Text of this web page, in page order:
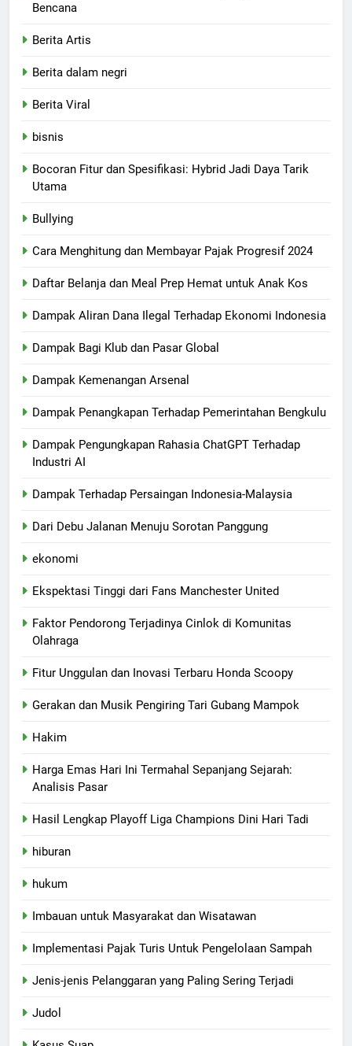
Bencana
Berita Artis
Berita dalam negri
Berita Viral
bisnis
Bocoran Fitur dan Spesifikasi: Hybrid Jadi Daya Tarik
Utama
Bullying
Cara Menghitung dan Membayar Pajak Progresif 2024
Daftar Belanja dan Meal Prep Hemat untuk Anak Kos
Dampak Aliran Dana Ilegal Terhadap Ekonomi Indonesia
Dampak Bagi Klub dan Pasar Global
Dampak Kemenangan Arsenal
Dampak Penangkapan Terhadap Pemerintahan Bengkulu
Dampak Pengungkapan Rahasia ChatGPT Terhadap
Industri AI
Dampak Terhadap Persaingan Indonesia-Malaysia
Dari Debu Jalanan Menuju Sorotan Panggung
ekonomi
Ekspektasi Tinggi dari Fans Manchester United
Faktor Pendorong Terjadinya Cinlok di Komunitas
Olahraga
Fitur Unggulan dan Inovasi Terbaru Honda Scoopy
Gerakan dan Musik Pengiring Tari Gubang Mampok
Hakim
Harga Emas Hari Ini Termahal Sepanjang Sejarah:
Analisis Pasar
Hasil Lengkap Playoff Liga Champions Dini Hari Tadi
hiburan
hukum
Imbauan untuk Masyarakat dan Wisatawan
Implementasi Pajak Turis Untuk Pengelolaan Sampah
Jenis-jenis Pelanggaran yang Paling Sering Terjadi
Judol